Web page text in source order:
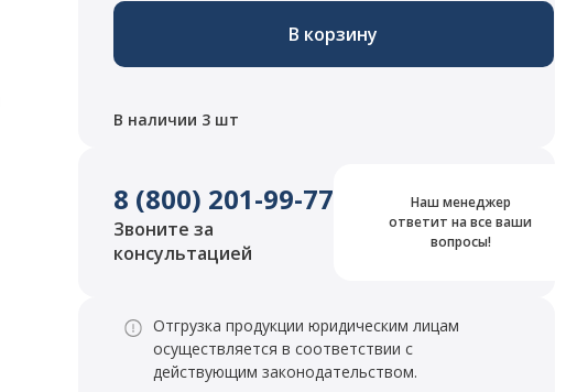
В корзину
В наличии 3 шт
8 (800) 201-99-77
Звоните за
консультацией
Наш менеджер
ответит на все ваши
вопросы!
Отгрузка продукции юридическим лицам
осуществляется в соответствии с
действующим законодательством.